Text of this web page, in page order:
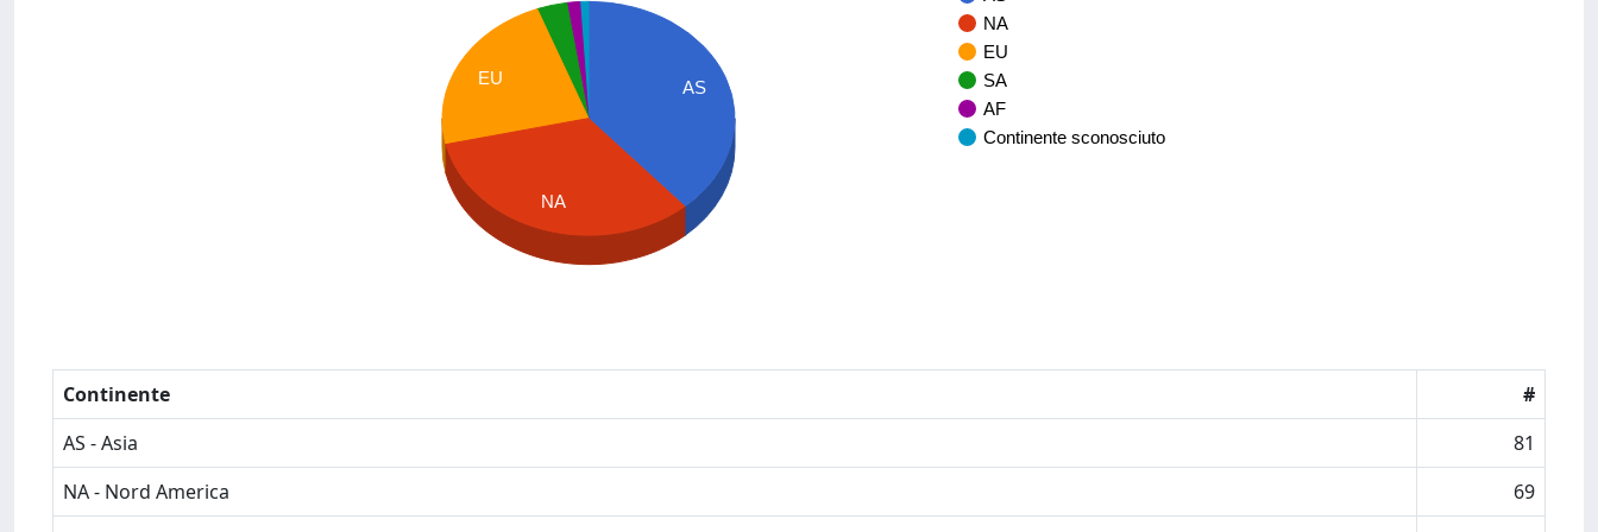
NA
EU
SA
AF
Continente sconosciuto
AS
EU
NA
Continente
#
AS - Asia
81
NA - Nord America
69